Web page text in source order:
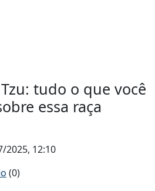
tudo o que você
essa raça
2025, 12:10
(0)